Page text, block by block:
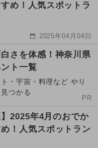
め！人気スポットラ
2025年04月04日
さを体感！神奈川県
ト一覧
・宇宙・料理など やり
つかる
PR
】2025年4月のおでか
！人気スポットラン